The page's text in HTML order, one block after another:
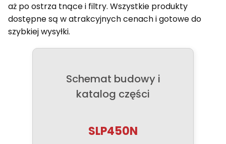
aż po ostrza tnące i filtry. Wszystkie produkty
dostępne są w atrakcyjnych cenach i gotowe do
szybkiej wysyłki.
Schemat budowy i
katalog części
SLP450N